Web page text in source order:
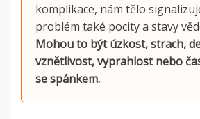
komplikace, nám tělo
problém také pocity a stavy
Mohou to být úzkost, strach,
vznětlivost, vyprahlost nebo
se spánkem.